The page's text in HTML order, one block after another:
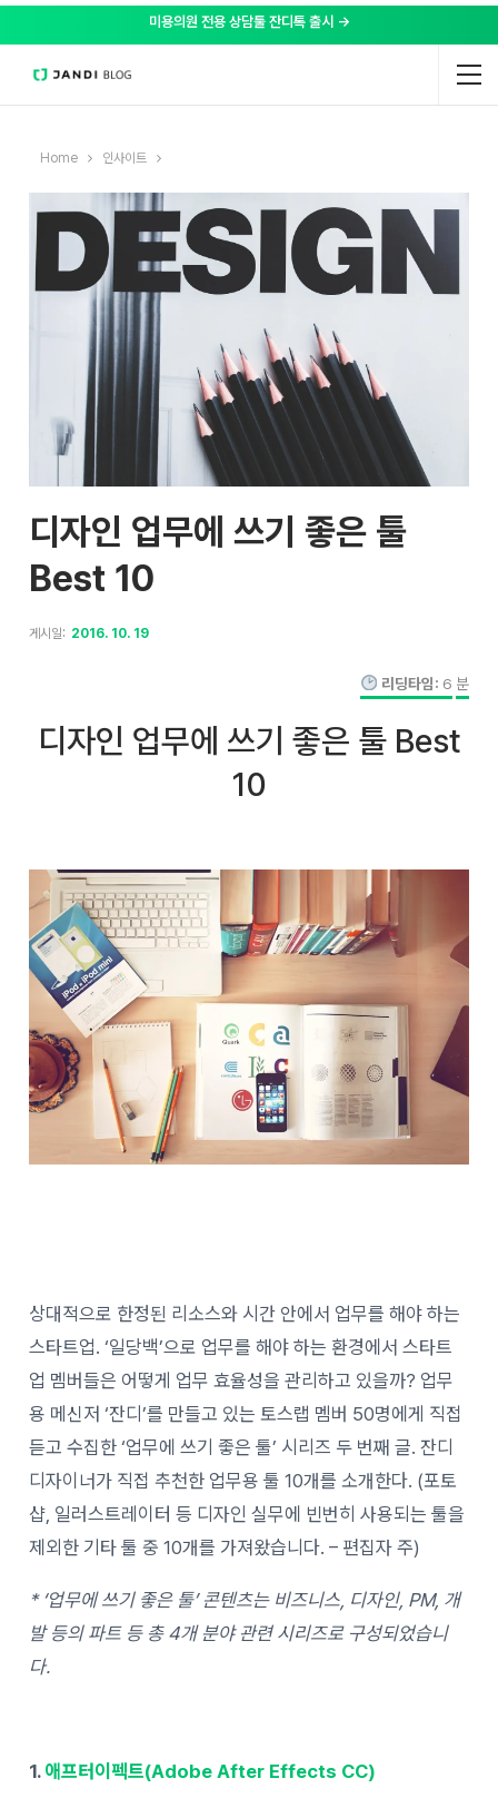
미용의원 전용 상담툴 잔디톡 출시 →
Home 인사이트
디자인 업무에 쓰기 좋은 툴
Best 10
게시일: 2016. 10. 19
리딩타임: 6 분
디자인 업무에 쓰기 좋은 툴 Best
10
상대적으로 한정된 리소스와 시간 안에서 업무를 해야 하는
스타트업. ‘일당백’으로 업무를 해야 하는 환경에서 스타트
업 멤버들은 어떻게 업무 효율성을 관리하고 있을까? 업무
용 메신저 ‘잔디’를 만들고 있는 토스랩 멤버 50명에게 직접
듣고 수집한 ‘업무에 쓰기 좋은 툴’ 시리즈 두 번째 글. 잔디
디자이너가 직접 추천한 업무용 툴 10개를 소개한다. (포토
샵, 일러스트레이터 등 디자인 실무에 빈번히 사용되는 툴을
제외한 기타 툴 중 10개를 가져왔습니다. – 편집자 주)
* ‘업무에 쓰기 좋은 툴’ 콘텐츠는 비즈니스, 디자인, PM, 개
발 등의 파트 등 총 4개 분야 관련 시리즈로 구성되었습니
다.
1. 애프터이펙트(Adobe After Effects CC)